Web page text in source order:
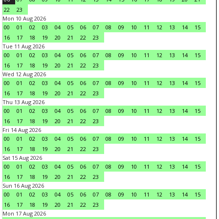
22
23
Mon 10 Aug 2026
00
01 02 03 04 05 06 07 08 09 10 11 12 13 14
15
16
17 18 19 20 21 22
23
Tue 11 Aug 2026
00
01 02 03 04 05 06 07 08 09 10 11 12 13 14
15
16
17 18 19 20 21 22
23
Wed 12 Aug 2026
00
01 02 03 04 05 06 07 08 09 10 11 12 13 14
15
16
17 18 19 20 21 22
23
Thu 13 Aug 2026
00
01 02 03 04 05 06 07 08 09 10 11 12 13 14
15
16
17 18 19 20 21 22
23
Fri 14 Aug 2026
00
01 02 03 04 05 06 07 08 09 10 11 12 13 14
15
16
17 18 19 20 21 22
23
Sat 15 Aug 2026
00
01 02 03 04 05 06 07 08 09 10 11 12 13 14
15
16
17 18 19 20 21 22
23
Sun 16 Aug 2026
00
01 02 03 04 05 06 07 08 09 10 11 12 13 14
15
16
17 18 19 20 21 22
23
Mon 17 Aug 2026